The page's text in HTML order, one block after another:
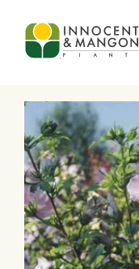
Skip to main content